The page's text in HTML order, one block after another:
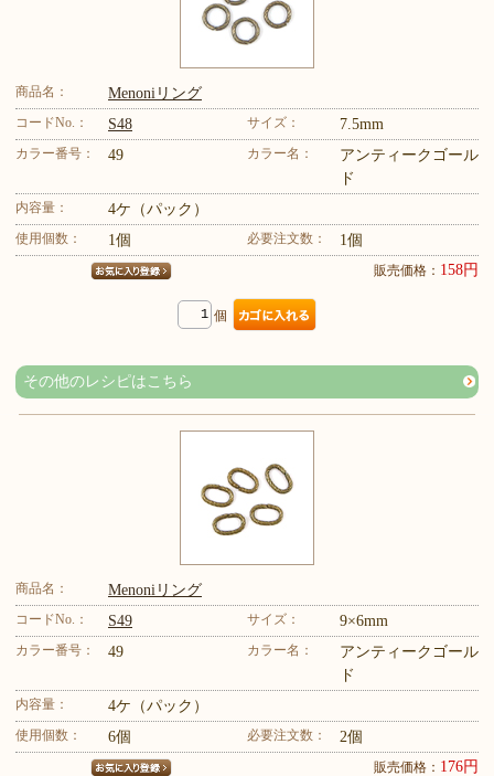
商品名： Menoniリング
コードNo.： S48 サイズ： 7.5mm
カラー番号： 49 カラー名：
アンティークゴール
ド
内容量： 4ケ（パック）
使用個数： 1個 必要注文数： 1個
販売価格： 158円
個
その他のレシピはこちら
商品名： Menoniリング
コードNo.： S49 サイズ： 9×6mm
カラー番号： 49 カラー名：
アンティークゴール
ド
内容量： 4ケ（パック）
使用個数： 6個 必要注文数： 2個
販売価格： 176円